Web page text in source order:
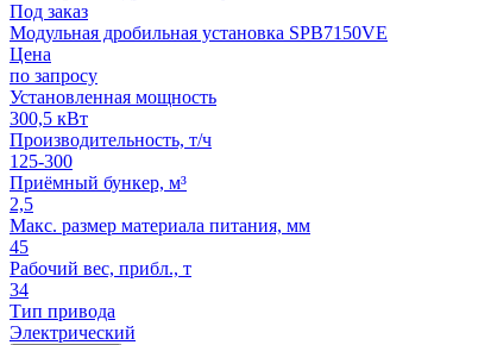
Под заказ
Модульная дробильная установка SPВ7150VE
Цена
по запросу
Установленная мощность
300,5 кВт
Производительность, т/ч
125-300
Приёмный бункер, м³
2,5
Макс. размер материала питания, мм
45
Рабочий вес, прибл., т
34
Тип привода
Электрический